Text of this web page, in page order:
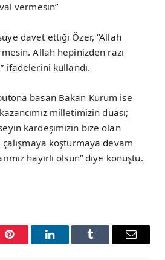
vermesin”
davet ettiği Özer, “Allah
Allah hepinizden razı
ifadelerini kullandı.
basan Bakan Kurum ise
milletimizin duası;
kardeşimizin bize olan
çalışmaya koşturmaya devam
hayırlı olsun” diye konuştu.
Pinterest LinkedInTumblr Email